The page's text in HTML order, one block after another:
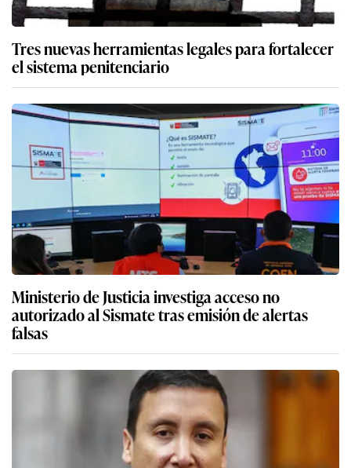
Tres nuevas herramientas legales para fortalecer
el sistema penitenciario
Ministerio de Justicia investiga acceso no
autorizado al Sismate tras emisión de alertas
falsas